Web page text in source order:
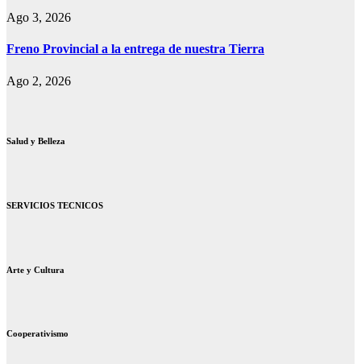
Ago 3, 2026
Freno Provincial a la entrega de nuestra Tierra
Ago 2, 2026
Salud y Belleza
SERVICIOS TECNICOS
Arte y Cultura
Cooperativismo